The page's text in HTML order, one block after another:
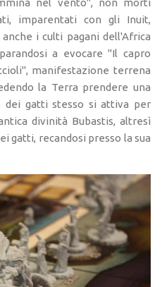
imparentati con gli Inuit,
i culti pagani dell'Africa
a evocare "Il capro
manifestazione terrena
la Terra prendere una
dei gatti stesso si attiva per
divinità Bubastis, altresì
gatti, recandosi presso la sua